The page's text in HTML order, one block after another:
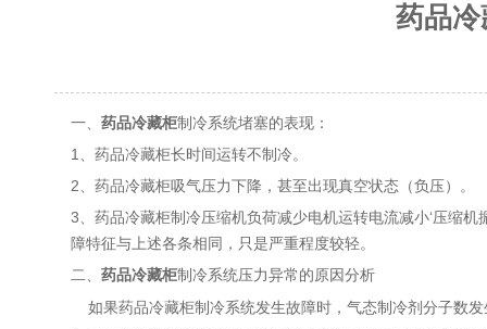
药品
一、 药品冷藏柜制冷系统堵塞的表现：
1、药品冷藏柜长时间运转不制冷。
2、药品冷藏柜吸气压力下降，甚至出现真空状态（负压）。
3、药品冷藏柜制冷压缩机负荷减少电机运转电流减小‘压缩
障特征与上述各条相同，只是严重程度较轻。
二、 药品冷藏柜制冷系统压力异常的原因分析
如果药品冷藏柜制冷系统发生故障时，气态制冷剂分子数